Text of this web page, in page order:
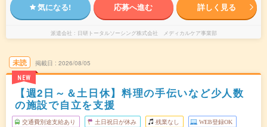
気になる! 応募へ進む 詳しく見る
派遣会社 日研トータルソーシング株式会社 メディカルケア事業部
未読
NEW
掲載日 2026/08/05
【週2日～＆土日休】料理の手伝いなど少人数
の施設で自立を支援
交通費別途支給あり 土日祝日が休み 残業なし WEB登録OK